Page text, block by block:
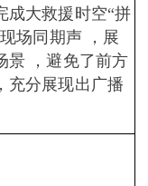
成大救援时空“拼
场同期声 ，展
景 ，避免了前方
充分展现出广播